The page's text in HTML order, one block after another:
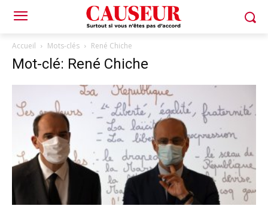
Accueil Mots-clés René Chiche
Mot-clé: René Chiche